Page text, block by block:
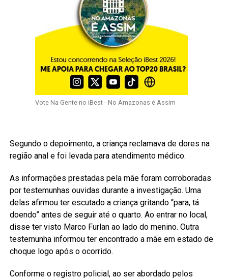
Vote Na Gente no iBest - No Amazonas é Assim
Segundo o depoimento, a criança reclamava de dores na
região anal e foi levada para atendimento médico.
As informações prestadas pela mãe foram corroboradas
por testemunhas ouvidas durante a investigação. Uma
delas afirmou ter escutado a criança gritando “para, tá
doendo” antes de seguir até o quarto. Ao entrar no local,
disse ter visto Marco Furlan ao lado do menino. Outra
testemunha informou ter encontrado a mãe em estado de
choque logo após o ocorrido.
Conforme o registro policial, ao ser abordado pelos